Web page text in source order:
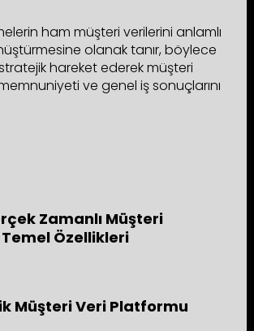
ham müşteri verilerini anlamlı
olanak tanır, böylece
stratejik hareket ederek müşteri
ve genel iş sonuçlarını
Zamanlı Müşteri
Özellikleri
Müşteri Veri Platformu